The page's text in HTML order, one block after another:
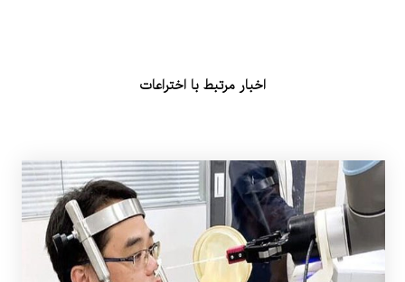
اخبار مرتبط با اختراعات